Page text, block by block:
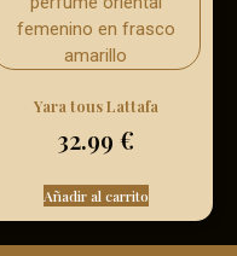
Yara tous Lattafa
32.99 €
Añadir al carrito